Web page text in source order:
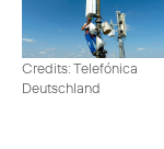
Credits: Telefónica
Deutschland